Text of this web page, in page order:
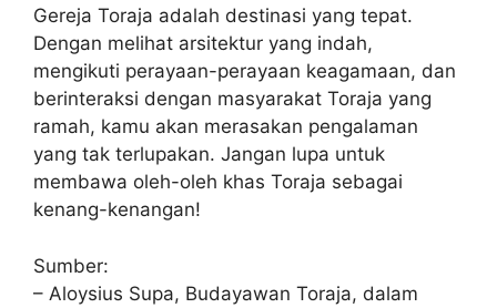
Gereja Toraja adalah destinasi yang tepat.
Dengan melihat arsitektur yang indah,
mengikuti perayaan-perayaan keagamaan, dan
berinteraksi dengan masyarakat Toraja yang
ramah, kamu akan merasakan pengalaman
yang tak terlupakan. Jangan lupa untuk
membawa oleh-oleh khas Toraja sebagai
kenang-kenangan!
Sumber:
– Aloysius Supa, Budayawan Toraja, dalam